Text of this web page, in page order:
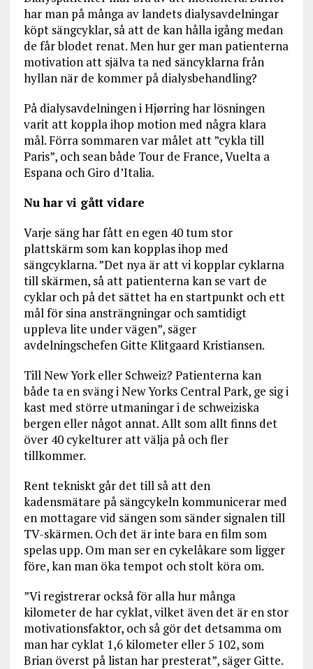
har man på många av landets dialysavdelningar
köpt sängcyklar, så att de kan hålla igång medan
de får blodet renat. Men hur ger man patienterna
motivation att själva ta ned säncyklarna från
hyllan när de kommer på dialysbehandling?
På dialysavdelningen i Hjørring har lösningen
varit att koppla ihop motion med några klara
mål. Förra sommaren var målet att ”cykla till
Paris”, och sean både Tour de France, Vuelta a
Espana och Giro d’Italia.
Nu har vi gått vidare
Varje säng har fått en egen 40 tum stor
plattskärm som kan kopplas ihop med
sängcyklarna. ”Det nya är att vi kopplar cyklarna
till skärmen, så att patienterna kan se vart de
cyklar och på det sättet ha en startpunkt och ett
mål för sina ansträngningar och samtidigt
uppleva lite under vägen”, säger
avdelningschefen Gitte Klitgaard Kristiansen.
Till New York eller Schweiz? Patienterna kan
både ta en sväng i New Yorks Central Park, ge sig i
kast med större utmaningar i de schweiziska
bergen eller något annat. Allt som allt finns det
över 40 cykelturer att välja på och fler
tillkommer.
Rent tekniskt går det till så att den
kadensmätare på sängcykeln kommunicerar med
en mottagare vid sängen som sänder signalen till
TV-skärmen. Och det är inte bara en film som
spelas upp. Om man ser en cykelåkare som ligger
före, kan man öka tempot och stolt köra om.
”Vi registrerar också för alla hur många
kilometer de har cyklat, vilket även det är en stor
motivationsfaktor, och så gör det detsamma om
man har cyklat 1,6 kilometer eller 5 102, som
Brian överst på listan har presterat”, säger Gitte.